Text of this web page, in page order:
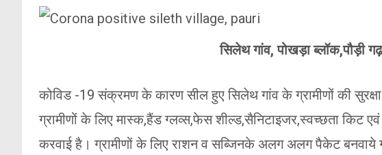
सिलेथ गांव, पोखड़ा ब्लॉक,पौड़ी
कोविड -19 संक्रमण के कारण सील हुए सिलेथ गांव के ग्रामीणों की
ग्रामीणों के लिए मास्क,हैंड ग्लव्स,फेस शील्ड,सैनिटाइजर,स्वच्छता किट एवं
करवाई है। ग्रामीणों के लिए राशन व सब्जिनके अलग अलग पैकेट बनवाये